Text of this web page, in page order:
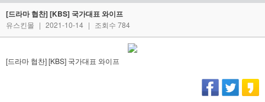
[드라마 협찬] [KBS] 국가대표 와이프
유스킨몰 | 2021-10-14 | 조회수 784
[드라마 협찬] [KBS] 국가대표 와이프